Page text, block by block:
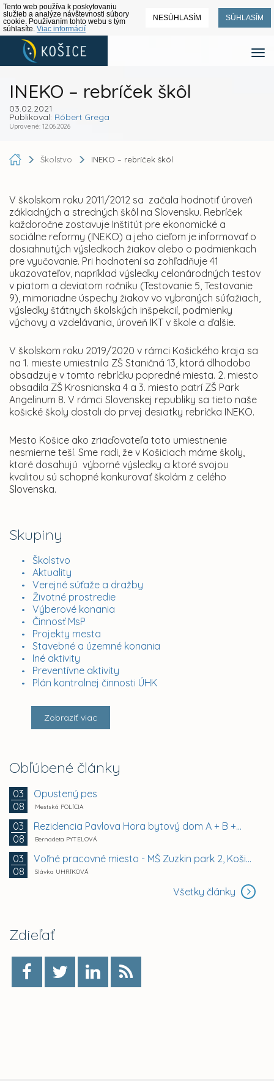
Tento web používa k poskytovaniu
služieb a analýze návštevnosti súbory
cookie. Používaním tohto webu s tým
súhlasíte. Viac informácií
NESÚHLASÍM SÚHLASÍM
INEKO – rebríček škôl
03.02.2021
Publikoval: Róbert Grega
Upravené: 12.06.2026
Skupiny
Školstvo
Aktuality
Verejné súťaže a dražby
Životné prostredie
Výberové konania
Činnosť MsP
Projekty mesta
Stavebné a územné konania
Iné aktivity
Preventívne aktivity
Plán kontrolnej činnosti ÚHK
Zobraziť viac
Obľúbené články
03
08
Opustený pes
Mestská POLÍCIA
03
08
Rezidencia Pavlova Hora bytový dom A + B +...
Bernadeta PYTELOVÁ
03
08
Voľné pracovné miesto - MŠ Zuzkin park 2, Košice -...
Slávka UHRÍKOVÁ
Všetky články
Zdieľať
Školstvo INEKO – rebríček škôl
V školskom roku 2011/2012 sa začala hodnotiť úroveň
základných a stredných škôl na Slovensku. Rebríček
každoročne zostavuje Inštitút pre ekonomické a
sociálne reformy (INEKO) a jeho cieľom je informovať o
dosiahnutých výsledkoch žiakov alebo o podmienkach
pre vyučovanie. Pri hodnotení sa zohľadňuje 41
ukazovateľov, napríklad výsledky celonárodných testov
v piatom a deviatom ročníku (Testovanie 5, Testovanie
9), mimoriadne úspechy žiakov vo vybraných súťažiach,
výsledky štátnych školských inšpekcií, podmienky
výchovy a vzdelávania, úroveň IKT v škole a ďalšie.
V školskom roku 2019/2020 v rámci Košického kraja sa
na 1. mieste umiestnila ZŠ Staničná 13, ktorá dlhodobo
obsadzuje v tomto rebríčku popredné miesta. 2. miesto
obsadila ZŠ Krosnianska 4 a 3. miesto patrí ZŠ Park
Angelinum 8. V rámci Slovenskej republiky sa tieto naše
košické školy dostali do prvej desiatky rebríčka INEKO.
Mesto Košice ako zriaďovateľa toto umiestnenie
nesmierne teší. Sme radi, že v Košiciach máme školy,
ktoré dosahujú výborné výsledky a ktoré svojou
kvalitou sú schopné konkurovať školám z celého
Slovenska.